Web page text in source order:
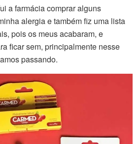
a farmácia comprar alguns
alergia e também fiz uma lista
pois os meus acabaram, e
ficar sem, principalmente nesse
passando.